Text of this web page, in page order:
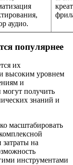
аудио.
популярнее
их
высоким уровнем
и
получить
знаний и
масштабировать
на
инструментами